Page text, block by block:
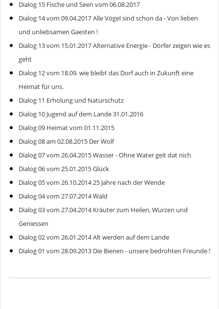
Dialog 15 Fische und Seen vom 06.08.2017
Dialog 14 vom 09.04.2017 Alle Vögel sind schon da - Von lieben
und unliebsamen Gaesten !
Dialog 13 vom 15.01.2017 Alternative Energie - Dörfer zeigen wie es
geht
Dialog 12 vom 18.09. wie bleibt das Dorf auch in Zukunft eine
Heimat für uns.
Dialog 11 Erholung und Naturschutz
Dialog 10 Jugend auf dem Lande 31.01.2016
Dialog 09 Heimat vom 01.11.2015
Dialog 08 am 02.08.2015 Der Wolf
Dialog 07 vom 26.04.2015 Wasser - Ohne Water geit dat nich
Dialog 06 vom 25.01.2015 Glück
Dialog 05 vom 26.10.2014 25 Jahre nach der Wende
Dialog 04 vom 27.07.2014 Wald
Dialog 03 vom 27.04.2014 Kräuter zum Heilen, Würzen und
Geniessen
Dialog 02 vom 26.01.2014 Alt werden auf dem Lande
Dialog 01 vom 28.09.2013 Die Bienen - unsere bedrohten Freunde !